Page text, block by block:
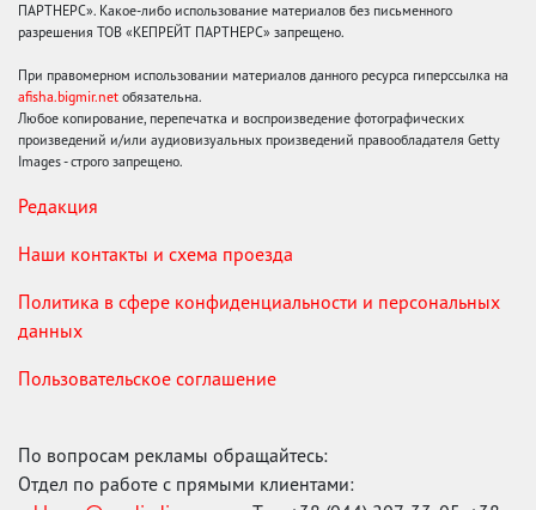
ПАРТНЕРС». Какое-либо использование материалов без письменного
разрешения ТОВ «КЕПРЕЙТ ПАРТНЕРС» запрещено.
При правомерном использовании материалов данного ресурса гиперссылка на
afisha.bigmir.net обязательна.
Любое копирование, перепечатка и воспроизведение фотографических
произведений и/или аудиовизуальных произведений правообладателя Getty
Images - строго запрещено.
Редакция
Наши контакты и схема проезда
Политика в сфере конфиденциальности и персональных
данных
Пользовательское соглашение
По вопросам рекламы обращайтесь:
Отдел по работе с прямыми клиентами: